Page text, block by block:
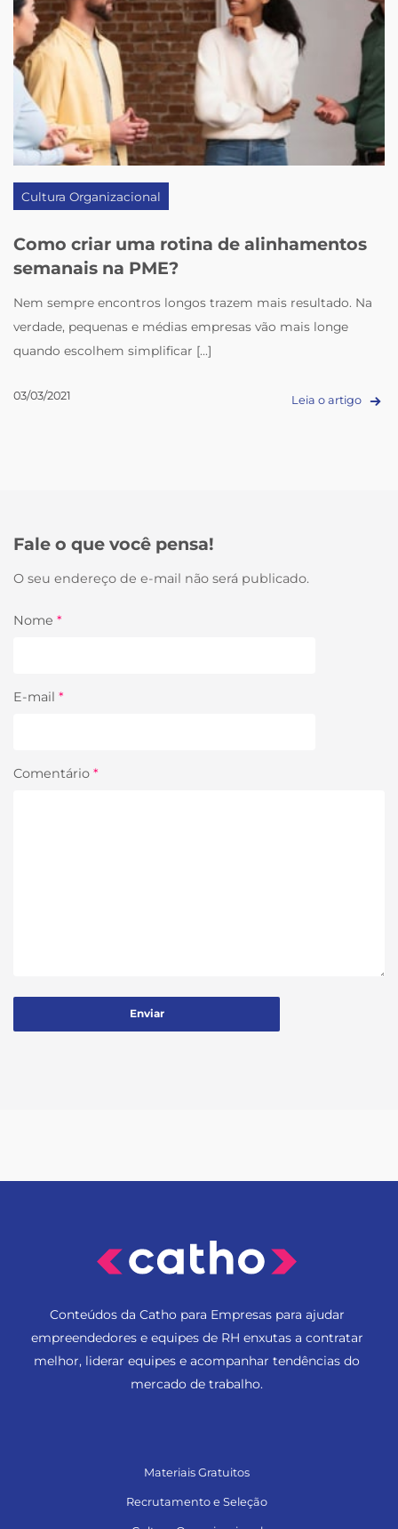
Cultura Organizacional
Como criar uma rotina de alinhamentos
semanais na PME?
Nem sempre encontros longos trazem mais resultado. Na
verdade, pequenas e médias empresas vão mais longe
quando escolhem simplificar [...]
03/03/2021 Leia o artigo
Fale o que você pensa!
O seu endereço de e-mail não será publicado.
Nome *
E-mail *
Comentário *
Conteúdos da Catho para Empresas para ajudar
empreendedores e equipes de RH enxutas a contratar
melhor, liderar equipes e acompanhar tendências do
mercado de trabalho.
Materiais Gratuitos
Recrutamento e Seleção